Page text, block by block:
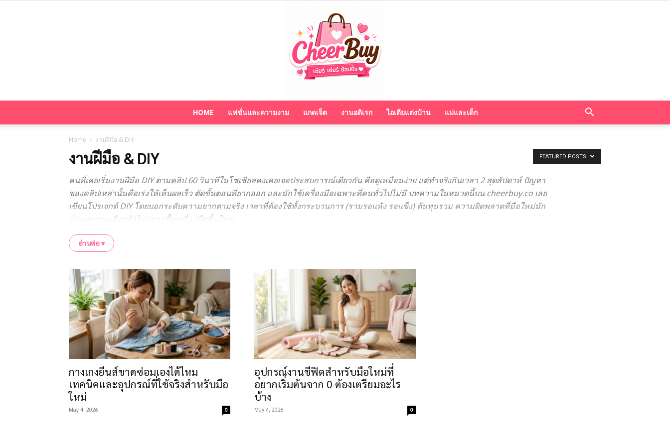
HOME แฟชั่นและความงาม แกดเจ็ต งานอดิเรก ไอเดียแต่งบ้าน แม่และเด็ก
Home งานฝีมือ & DIY
งานฝีมือ & DIY
คนที่เคยเริ่มงานฝีมือ DIY ตามคลิป 60 วินาทีในโซเชียลคงเคยเจอประสบการณ์เดียวกัน คือดูเหมือนง่าย แต่ทำจริงกินเวลา 2 สุดสัปดาห์ ปัญหา
ของคลิปเหล่านั้นคือเร่งให้เห็นผลเร็ว ตัดขั้นตอนที่ยากออก และมักใช้เครื่องมือเฉพาะที่คนทั่วไปไม่มี บทความในหมวดนี้บน cheerbuy.co เลย
เขียนโปรเจกต์ DIY โดยบอกระดับความยากตามจริง เวลาที่ต้องใช้ทั้งกระบวนการ (รวมรอแห้ง รอแข็ง) ต้นทุนรวม ความผิดพลาดที่มือใหม่มัก
ทำ และทางเลือกถ้าไม่อยากซื้อเครื่องมือชิ้นใหญ่
เราเน้นโปรเจกต์ที่ใช้เครื่องมือเท่าที่จำเป็น และใช้เวลาในระดับที่คนทำงานจริงทำเสร็จได้ ทุกขั้นตอนอ้างอิงคู่มือเครื่องมือและประสบการณ์
ช่างจริง พร้อมระบุข้อจำกัดของวัสดุและความปลอดภัยตามมาตรฐาน มอก. ทุกโปรเจกต์ระบุชัดว่าทำเองได้แค่ไหน เมื่อไรควรเรียกช่าง เพราะ
เนื้อหาในหมวดนี้รวมโปรเจกต์ตกแต่งบ้านขนาดเล็ก (กรอบรูป ป้าย ของแขวน), งานเย็บปักถักร้อยพื้นฐาน, งานปั้น/เซรามิกระดับเริ่มต้น, งาน
ไม้ขนาดเล็กสำหรับคอนโด (ใช้เลื่อยมือ ไม่ใช้เลื่อยไฟฟ้า), งานซ่อมพื้นฐาน (อุดรอย พ่นสี เปลี่ยนมือจับตู้ ซ่อมเก้าอี้), งานคราฟต์สำหรับเด็กที่
ใช้เวลากับพ่อแม่ และไอเดียของขวัญทำเอง
ประเด็นที่ผู้ขายชุด DIY ไม่อยากให้ลูกค้าคิด เราหยิบมาตั้งคำถาม เช่น ชุดเริ่มต้นที่ราคาดูคุ้มแต่ใช้ครบไม่ครันต้องซื้อเพิ่ม โปรเจกต์ที่ต้นทุน
รวมแพงกว่าซื้อสำเร็จ เครื่องมือกลุ่ม “เพื่อ DIY” ที่จริงคุณภาพต่ำกว่าควร และความจริงที่ว่างาน DIY ที่อยู่ทนได้นั้นต้องการการดูแลและเก็บ
รักษาเครื่องมือเอง
อยากเริ่มทำของชิ้นแรกด้วยมือตัวเอง เลือกโปรเจกต์จากหมวดงานฝีมือ DIY ของ cheerbuy.co ที่จะให้แผนที่เริ่มต้นไม่ทำให้คุณทุ่มเงินไปกับ
เครื่องมือที่สุดท้ายอยู่ในกล่อง
อ่านต่อ ▾
FEATURED POSTS
กางเกงยีนส์ขาดซ่อมเองได้ไหม
เทคนิคและอุปกรณ์ที่ใช้จริงสำหรับมือ
ใหม่
May 4, 2026 0
อุปกรณ์งานชีฟิตสำหรับมือใหม่ที่
อยากเริ่มต้นจาก 0 ต้องเตรียมอะไร
บ้าง
May 4, 2026 0